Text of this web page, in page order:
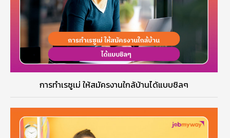
การทำเรซูเม่ ให้สมัครงานใกล้บ้านได้แบบชิลๆ